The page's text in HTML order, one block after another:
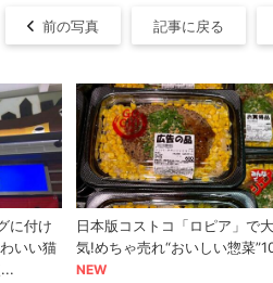
前の写真 記事に戻る